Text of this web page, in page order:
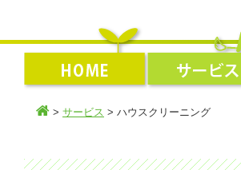
> サービス > ハウスクリーニング